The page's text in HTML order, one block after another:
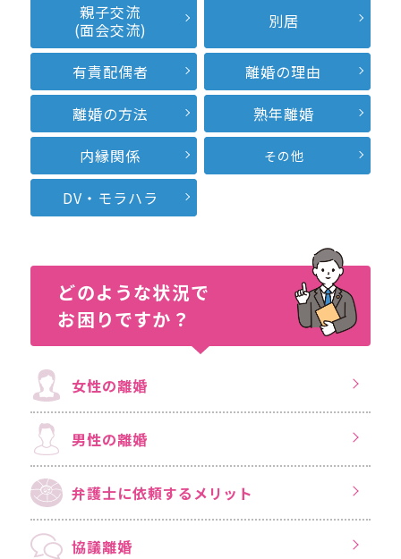
親子交流
(面会交流)
別居
有責配偶者
離婚の理由
離婚の方法
熟年離婚
内縁関係
その他
DV・モラハラ
どのような状況で
お困りですか？
女性の離婚
男性の離婚
弁護士に依頼するメリット
協議離婚